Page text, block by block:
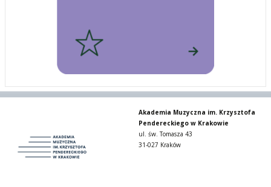
Akademia Muzyczna im. Krzysztofa
Pendereckiego w Krakowie
ul. św. Tomasza 43
31-027 Kraków